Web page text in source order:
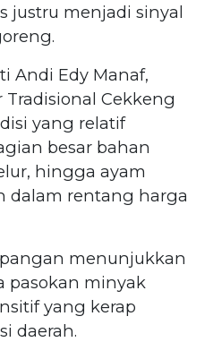
justru menjadi sinyal
Andi Edy Manaf,
Cekkeng
yang relatif
besar bahan
hingga ayam
dalam rentang harga
menunjukkan
pasokan minyak
yang kerap
daerah.